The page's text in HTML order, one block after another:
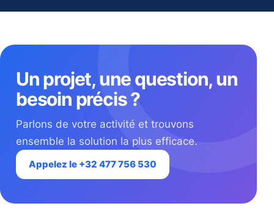
Un projet, une question, un
besoin précis ?
Parlons de votre activité et trouvons
ensemble la solution la plus efficace.
Appelez le +32 477 756 530